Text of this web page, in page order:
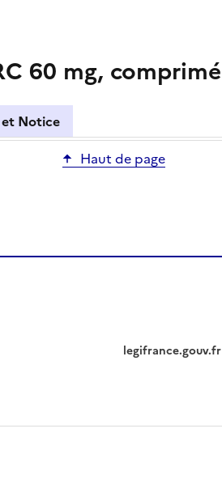
60 mg, comprimé
Notice
Haut de page
legifrance.gouv.fr